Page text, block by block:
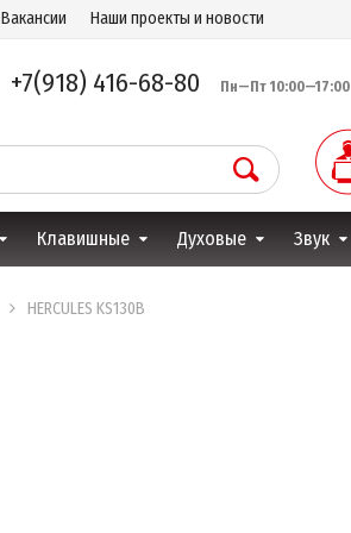
Вакансии Наши проекты и новости
+7(918) 416-68-80 Пн—Пт 10:00—17:00
Клавишные Духовые Звук
HERCULES KS130B